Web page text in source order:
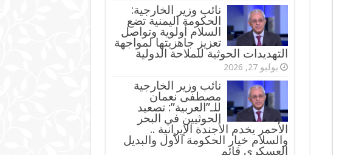
نائب وزير الخارجية:
الحكومة اليمنية تضع
السلام أولوية وتواصل
تعزيز جاهزيتها لمواجهة
التهديدات الحوثية للملاحة الدولية
يوليو 27, 2026
نائب وزير الخارجية
مصطفى نعمان
للـ”العربية”: تصعيد
الحوثيين في البحر
الأحمر يخدم الأجندة الإيرانية ..
والسلام خيار الحكومة الأول والبديل
العسكري قائم